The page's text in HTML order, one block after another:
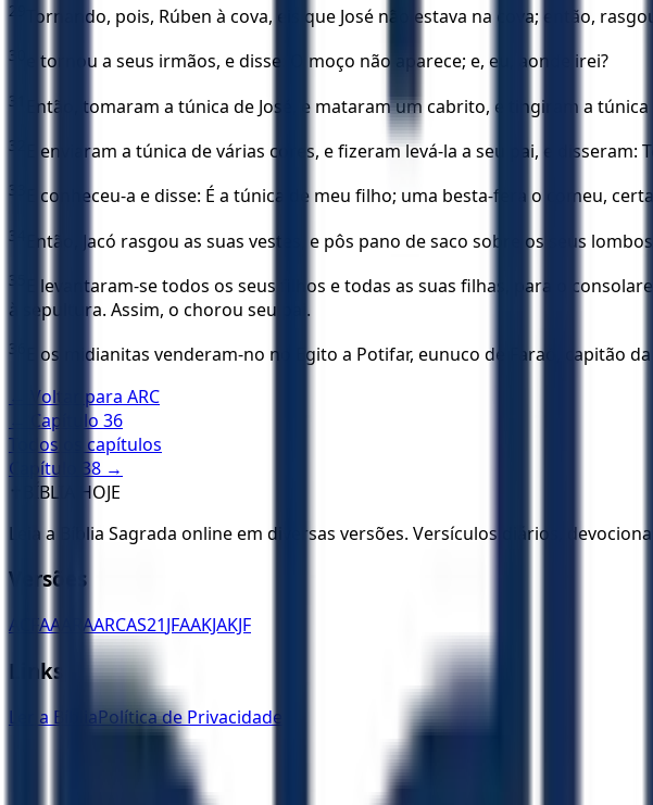
29 Tornando, pois, Rúben à cova, eis que José não estava na cova; então,
30 e tornou a seus irmãos, e disse: O moço não aparece; e, eu, aonde irei?
31 Então, tomaram a túnica de José, e mataram um cabrito, e tingiram a
32 E enviaram a túnica de várias cores, e fizeram levá-la a seu pai, e
33 E conheceu-a e disse: É a túnica de meu filho; uma besta-fera o comeu,
34 Então, Jacó rasgou as suas vestes, e pôs pano de saco sobre os seus
35
E levantaram-se todos os seus filhos e todas as suas filhas, para o
à sepultura. Assim, o chorou seu pai.
36
E os midianitas venderam-no no Egito a Potifar, eunuco de Faraó, capitão
← Voltar para ARC
← Capítulo 36
Todos os capítulos
Capítulo
38 →
BÍBLIA HOJE
Leia a Bíblia Sagrada online em diversas versões. Versículos diários,
Versões
ACFAA ARAARCAS21JFAAKJAKJF
Links
Ler a BíbliaPolítica de Privacidade